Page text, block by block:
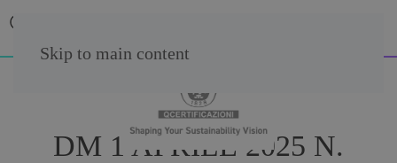
Skip to main content
DM 1 APRILE 2025 N.